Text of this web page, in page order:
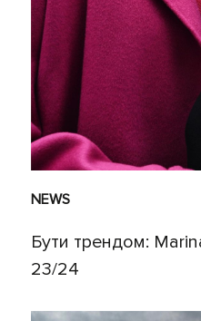
NEWS
Бути трендом:
23/24